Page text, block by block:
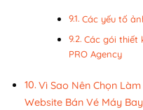
Các yếu tố
Các gói thiết
PRO Agency
Vì Sao Nên Chọn
Website Bán Vé Máy